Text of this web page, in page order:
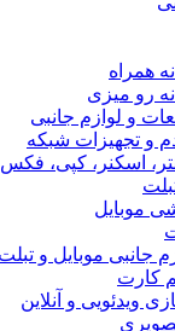
همراه
رو میزی
و لوازم جانبی
و تجهیزات شبکه
اسکنر، کپی، فکس
موبایل
جانبی موبایل و تبلت
کارت
ویدئویی و آنلاین